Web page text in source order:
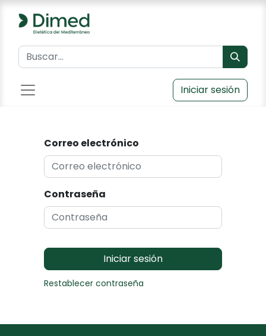
Iniciar sesión
Correo electrónico
Contraseña
Iniciar sesión
Restablecer contraseña